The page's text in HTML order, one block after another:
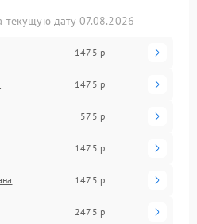
текущую дату 07.08.2026
1475 р
1475 р
575 р
1475 р
1475 р
2475 р